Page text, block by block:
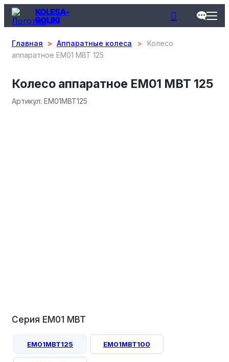
KOLESA-
ROLIKI
Главная > Аппаратные колеса >
Колесо
аппаратное EM01 MBT 125
Колесо аппаратное EM01 MBT 125
Aртикул: EM01MBT125
Серия EM01 MBT
EM01MBT125 EM01MBT100